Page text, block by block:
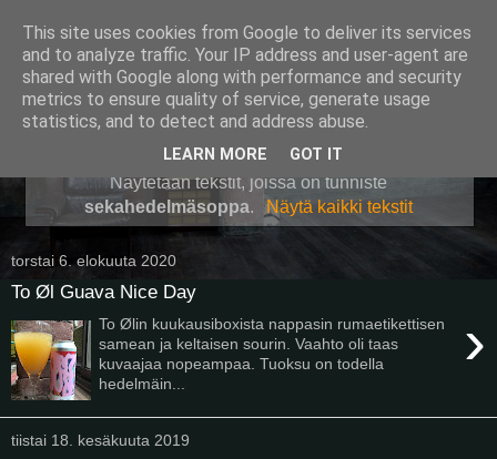
Pullollinen
Näytetään tekstit, joissa on tunniste
sekahedelmäsoppa. Näytä kaikki tekstit
torstai 6. elokuuta 2020
To Øl Guava Nice Day
›
To Ølin kuukausiboxista nappasin rumaetikettisen
samean ja keltaisen sourin. Vaahto oli taas
kuvaajaa nopeampaa. Tuoksu on todella
hedelmäin...
tiistai 18. kesäkuuta 2019
This site uses cookies from Google to deliver its services
and to analyze traffic. Your IP address and user-agent are
shared with Google along with performance and security
metrics to ensure quality of service, generate usage
statistics, and to detect and address abuse.
LEARN MORE GOT IT